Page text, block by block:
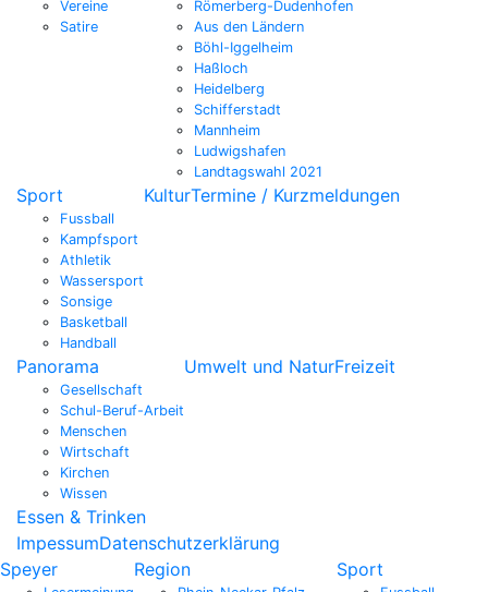
Vereine
Satire
Römerberg-Dudenhofen
Aus den Ländern
Böhl-Iggelheim
Haßloch
Heidelberg
Schifferstadt
Mannheim
Ludwigshafen
Landtagswahl 2021
Sport
Fussball
Kampfsport
Athletik
Wassersport
Sonsige
Basketball
Handball
KulturTermine / Kurzmeldungen
Panorama
Gesellschaft
Schul-Beruf-Arbeit
Menschen
Wirtschaft
Kirchen
Wissen
Umwelt und NaturFreizeit
Essen & Trinken
ImpessumDatenschutzerklärung
Speyer
Region Sport